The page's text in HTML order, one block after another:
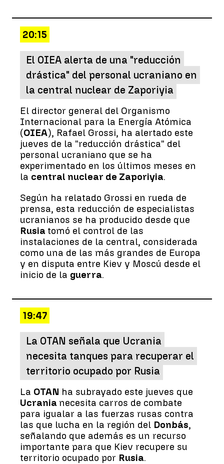
20:15
El OIEA alerta de una "reducción
drástica" del personal ucraniano en
la central nuclear de Zaporiyia
El director general del Organismo
Internacional para la Energía Atómica
(OIEA), Rafael Grossi, ha alertado este
jueves de la "reducción drástica" del
personal ucraniano que se ha
experimentado en los últimos meses en
la central nuclear de Zaporiyia.
Según ha relatado Grossi en rueda de
prensa, esta reducción de especialistas
ucranianos se ha producido desde que
Rusia tomó el control de las
instalaciones de la central, considerada
como una de las más grandes de Europa
y en disputa entre Kiev y Moscú desde el
inicio de la guerra.
19:47
La OTAN señala que Ucrania
necesita tanques para recuperar el
territorio ocupado por Rusia
La OTAN ha subrayado este jueves que
Ucrania necesita carros de combate
para igualar a las fuerzas rusas contra
las que lucha en la región del Donbás,
señalando que además es un recurso
importante para que Kiev recupere su
territorio ocupado por Rusia.